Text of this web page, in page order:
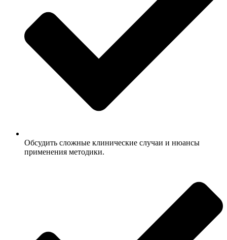
Обсудить сложные клинические случаи и нюансы
применения методики.